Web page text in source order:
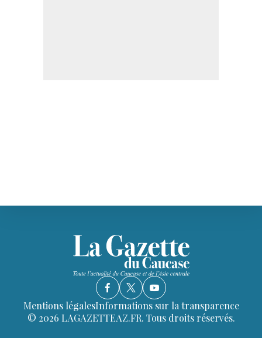
Mentions légalesInformations sur la transparence
© 2026 LAGAZETTEAZ.FR. Tous droits réservés.